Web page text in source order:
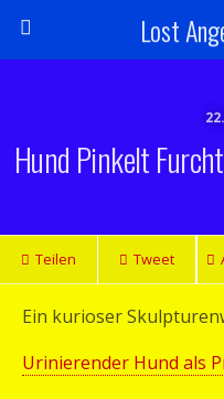
Lost
Hund Pinkelt
Teilen Tweet
Ein kurioser
Urinierender Hund als